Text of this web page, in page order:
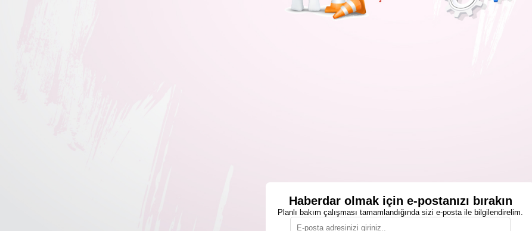
Haberdar olmak için e-postanızı bırakın
Planlı bakım çalışması tamamlandığında sizi e-posta ile bilgilendirelim.